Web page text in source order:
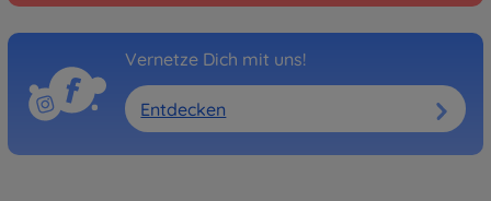
Vernetze Dich mit uns!
Entdecken